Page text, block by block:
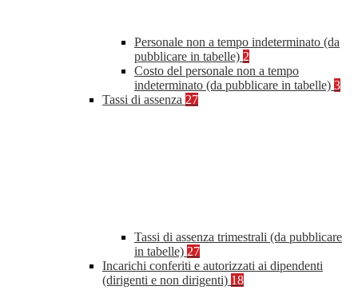
Personale non a tempo indeterminato (da
pubblicare in tabelle) 2
Costo del personale non a tempo
indeterminato (da pubblicare in tabelle) 3
Tassi di assenza 27
Tassi di assenza trimestrali (da pubblicare
in tabelle) 27
Incarichi conferiti e autorizzati ai dipendenti
(dirigenti e non dirigenti) 18